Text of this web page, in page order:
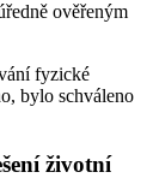
ověřeným
fyzické
bylo schváleno
životní